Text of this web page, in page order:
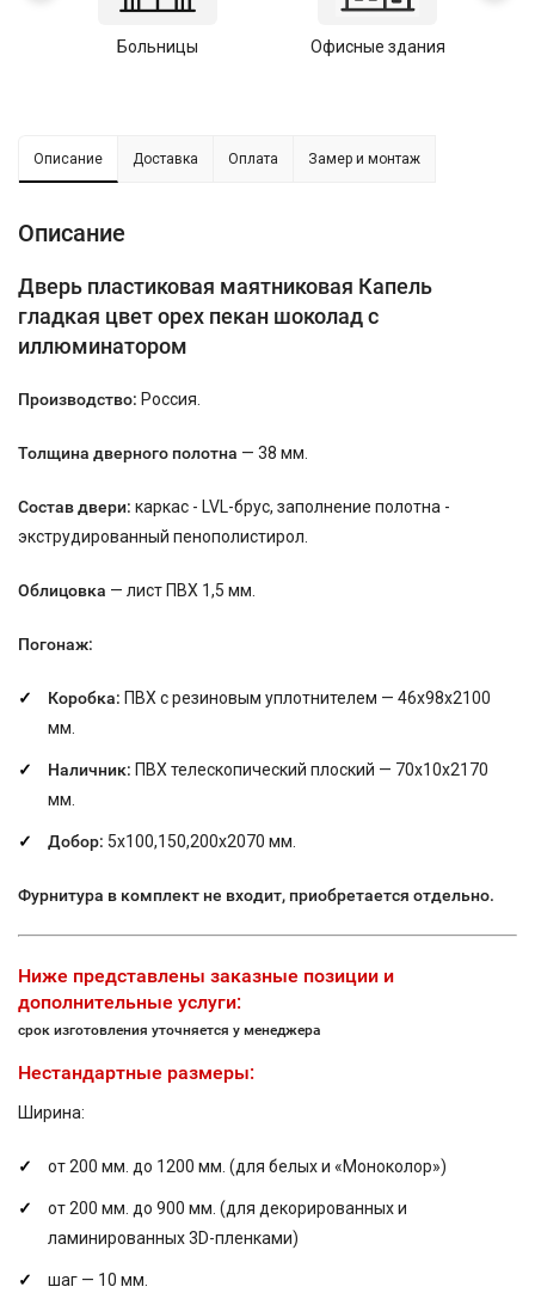
Больницы Офисные здания
Описание Доставка Оплата Замер и монтаж
Описание
Дверь пластиковая маятниковая Капель
гладкая цвет орех пекан шоколад с
иллюминатором
Производство: Россия.
Толщина дверного полотна — 38 мм.
Состав двери: каркас - LVL-брус, заполнение полотна -
экструдированный пенополистирол.
Облицовка — лист ПВХ 1,5 мм.
Погонаж:
Коробка: ПВХ с резиновым уплотнителем — 46х98х2100
мм.
Наличник: ПВХ телескопический плоский — 70х10х2170
мм.
Добор: 5х100,150,200х2070 мм.
Фурнитура в комплект не входит, приобретается отдельно.
Ниже представлены заказные позиции и
дополнительные услуги:
срок изготовления уточняется у менеджера
Нестандартные размеры:
Ширина:
от 200 мм. до 1200 мм. (для белых и «Моноколор»)
от 200 мм. до 900 мм. (для декорированных и
ламинированных 3D-пленками)
шаг — 10 мм.